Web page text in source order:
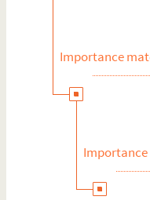
Importance